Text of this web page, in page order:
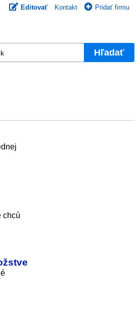
Editovať Kontakt Pridať firmu
Hľadať
chcú